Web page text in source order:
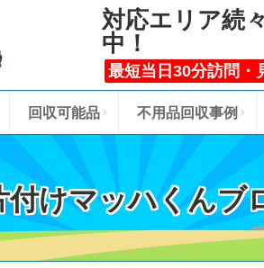
対応エリア続
中！
最短当日30分訪問・
回収可能品 不用品回収事例
付けマッハくんブ